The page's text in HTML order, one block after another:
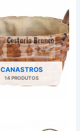
CANASTROS
14 PRODUTOS